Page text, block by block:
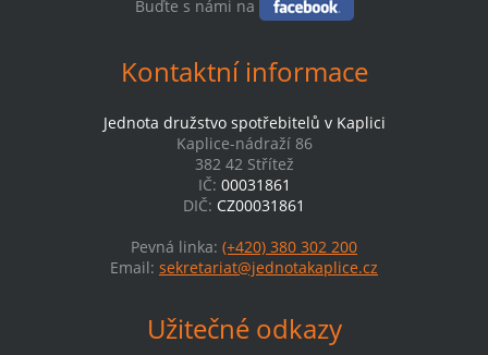
Buďte s námi na
Kontaktní informace
Jednota družstvo spotřebitelů v Kaplici
Kaplice-nádraží 86
382 42 Střítež
IČ: 00031861
DIČ: CZ00031861
Pevná linka: (+420) 380 302 200
Email: sekretariat@jednotakaplice.cz
Užitečné odkazy